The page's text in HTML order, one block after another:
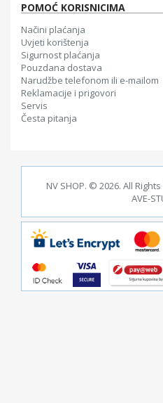
POMOĆ KORISNICIMA
Načini plaćanja
Uvjeti korištenja
Sigurnost plaćanja
Pouzdana dostava
Narudžbe telefonom ili e-mailom
Reklamacije i prigovori
Servis
Česta pitanja
NV SHOP. © 2026. All
AVE-